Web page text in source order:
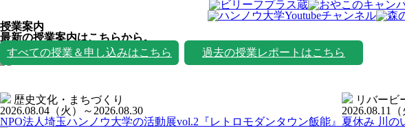
授業案内
最新の授業案内はこちらから。
授業一覧
すべての授業＆申し込みはこちら 過去の授業レポートはこちら
歴史文化・まちづくり
2026.08.04 （火）
～2026.08.30
NPO法人埼玉ハンノウ大学の活動展vol.2『レトロモダンタウン飯能』
リバービ
2026.08.11
夏休み 川の